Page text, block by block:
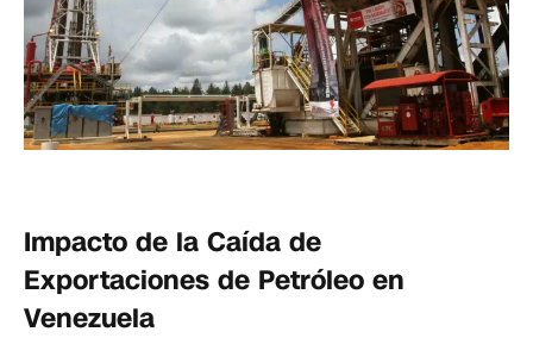
Impacto de la Caída de
Exportaciones de Petróleo en
Venezuela